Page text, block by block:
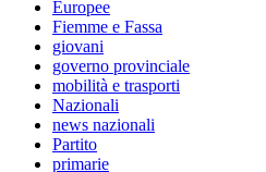
Europee
Fiemme e Fassa
giovani
governo provinciale
mobilità e trasporti
Nazionali
news nazionali
Partito
primarie